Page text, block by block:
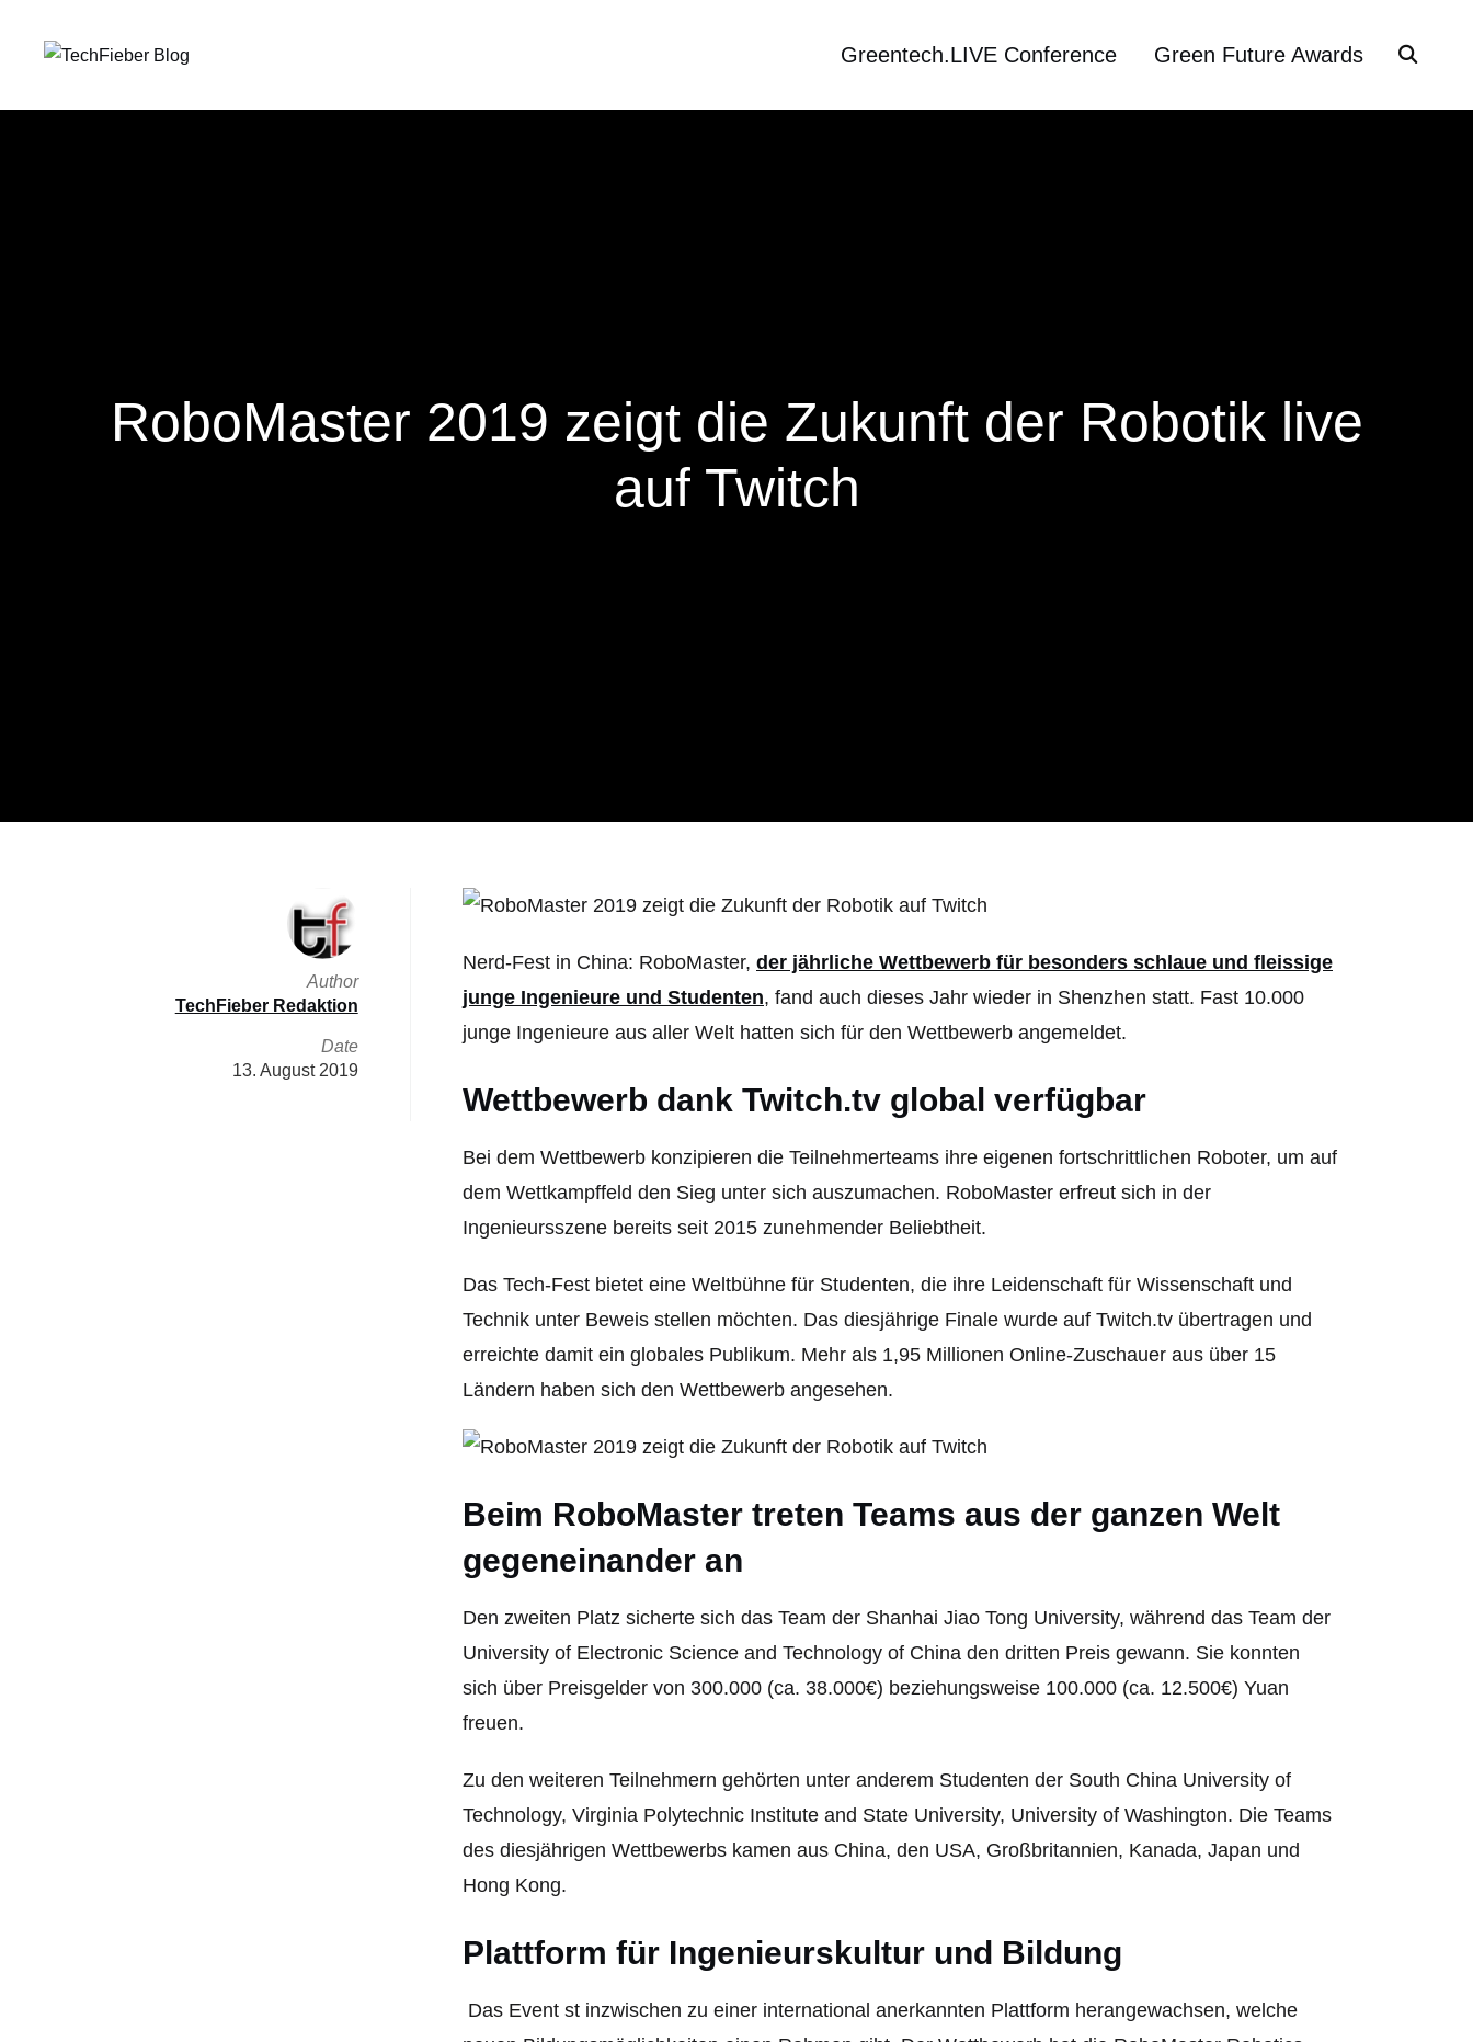
Greentech.LIVE Conference Green Future Awards
RoboMaster 2019 zeigt die Zukunft der Robotik live
auf Twitch
Nerd-Fest in China: RoboMaster, der jährliche Wettbewerb für besonders schlaue und fleissige
junge Ingenieure und Studenten, fand auch dieses Jahr wieder in Shenzhen statt. Fast 10.000
junge Ingenieure aus aller Welt hatten sich für den Wettbewerb angemeldet.
Wettbewerb dank Twitch.tv global verfügbar
Bei dem Wettbewerb konzipieren die Teilnehmerteams ihre eigenen fortschrittlichen Roboter, um auf
dem Wettkampffeld den Sieg unter sich auszumachen. RoboMaster erfreut sich in der
Ingenieursszene bereits seit 2015 zunehmender Beliebtheit.
Das Tech-Fest bietet eine Weltbühne für Studenten, die ihre Leidenschaft für Wissenschaft und
Technik unter Beweis stellen möchten. Das diesjährige Finale wurde auf Twitch.tv übertragen und
erreichte damit ein globales Publikum. Mehr als 1,95 Millionen Online-Zuschauer aus über 15
Ländern haben sich den Wettbewerb angesehen.
Beim RoboMaster treten Teams aus der ganzen Welt
gegeneinander an
Den zweiten Platz sicherte sich das Team der Shanhai Jiao Tong University, während das Team der
University of Electronic Science and Technology of China den dritten Preis gewann. Sie konnten
sich über Preisgelder von 300.000 (ca. 38.000€) beziehungsweise 100.000 (ca. 12.500€) Yuan
freuen.
Zu den weiteren Teilnehmern gehörten unter anderem Studenten der South China University of
Technology, Virginia Polytechnic Institute and State University, University of Washington. Die Teams
des diesjährigen Wettbewerbs kamen aus China, den USA, Großbritannien, Kanada, Japan und
Hong Kong.
Plattform für Ingenieurskultur und Bildung
Das Event st inzwischen zu einer international anerkannten Plattform herangewachsen, welche
Author
TechFieber Redaktion
Date
13. August 2019